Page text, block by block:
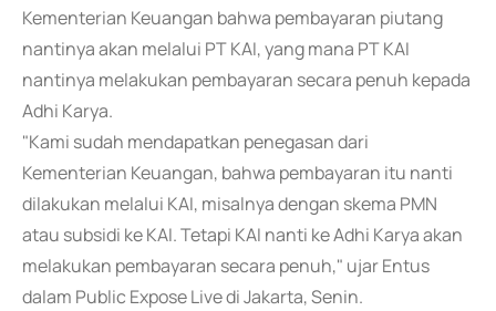
Kementerian Keuangan bahwa pembayaran piutang
nantinya akan melalui PT KAI, yang mana PT KAI
nantinya melakukan pembayaran secara penuh kepada
Adhi Karya.
"Kami sudah mendapatkan penegasan dari
Kementerian Keuangan, bahwa pembayaran itu nanti
dilakukan melalui KAI, misalnya dengan skema PMN
atau subsidi ke KAI. Tetapi KAI nanti ke Adhi Karya akan
melakukan pembayaran secara penuh," ujar Entus
dalam Public Expose Live di Jakarta, Senin.